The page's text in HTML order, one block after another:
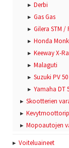
Derbi
Gas Gas
Gilera STM
Honda
Keeway X-
Malaguti
Suzuki PV 50
Yamaha DT
Skootterien
Mopoautojen
Voiteluaineet